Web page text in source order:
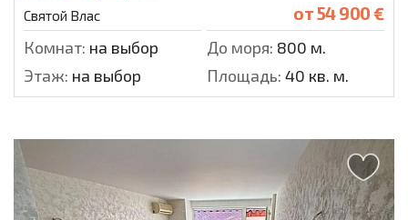
Святой Влас от54 900 €
Комнат: на выбор До моря: 800 м.
Этаж: на выбор Площадь: 40 кв. м.